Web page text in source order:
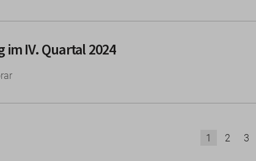
IV. Quartal 2024
1 2 3